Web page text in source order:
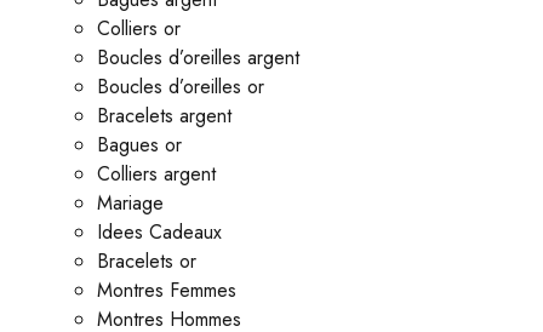
Colliers or
Boucles d’oreilles argent
Boucles d’oreilles or
Bracelets argent
Bagues or
Colliers argent
Mariage
Idees Cadeaux
Bracelets or
Montres Femmes
Montres Hommes